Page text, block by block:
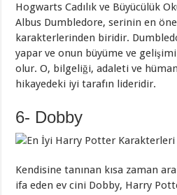
Hogwarts Cadılık ve Büyücülük
Albus Dumbledore, serinin en
karakterlerinden biridir.
yapar ve onun büyüme ve
olur. O, bilgeliği, adaleti ve
hikayedeki iyi tarafın lideridir.
6- Dobby
Kendisine tanınan kısa zaman
ifa eden ev cini Dobby, Harry